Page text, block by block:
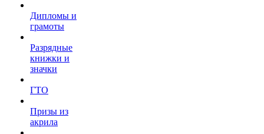
Дипломы и
грамоты
Разрядные
книжки и
значки
ГТО
Призы из
акрила